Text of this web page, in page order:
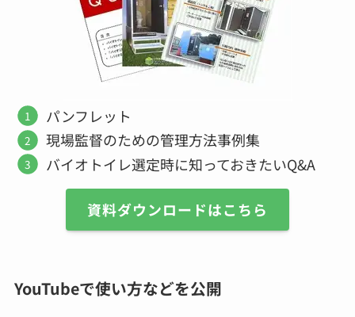
パンフレット
現場監督のための管理方法事例集
バイオトイレ選定時に知っておきたいQ&A
資料ダウンロードはこちら
YouTubeで使い方などを公開